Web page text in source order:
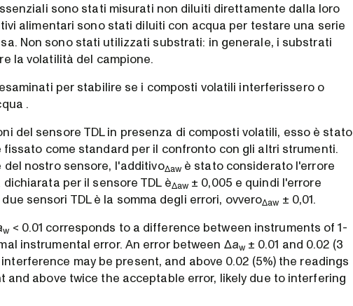
sono stati misurati non diluiti direttamente dalla loro
alimentari sono stati diluiti con acqua per testare una serie
Non sono stati utilizzati substrati: in generale, i substrati
la volatilità del campione.
per stabilire se i composti volatili interferissero o
.
del sensore TDL in presenza di composti volatili, esso è stato
come standard per il confronto con gli altri strumenti.
nostro sensore, l'additivoΔawè stato considerato l'errore
per il sensore TDL èΔaw ± 0,005 e quindi l'errore
sensori TDL è la somma degli errori, ovveroΔaw ± 0,01.
w < 0.01 corresponds to a difference between instruments of 1-
instrumental error. An error between Δaw± 0.01 and 0.02 (3
may be present, and above 0.02 (5%) the readings
and above twice the acceptable error, likely due to interfering